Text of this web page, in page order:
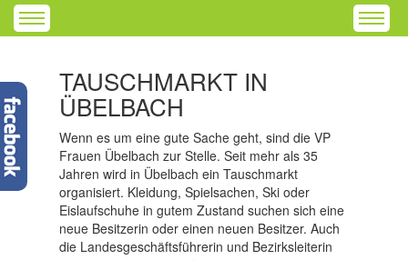
TAUSCHMARKT IN
ÜBELBACH
Wenn es um eine gute Sache geht, sind die VP
Frauen Übelbach zur Stelle. Seit mehr als 35
Jahren wird in Übelbach ein Tauschmarkt
organisiert. Kleidung, Spielsachen, Ski oder
Eislaufschuhe in gutem Zustand suchen sich eine
neue Besitzerin oder einen neuen Besitzer. Auch
die Landesgeschäftsführerin und Bezirksleiterin